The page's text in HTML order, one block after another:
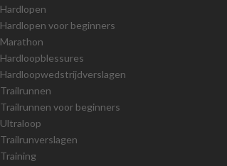
Hardlopen
Hardlopen voor beginners
Marathon
Hardloopblessures
Hardloopwedstrijdverslagen
Trailrunnen
Trailrunnen voor beginners
Ultraloop
Trailrunverslagen
Training